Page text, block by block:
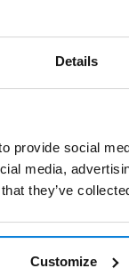
Details
provide social
media,
they’ve
Customize